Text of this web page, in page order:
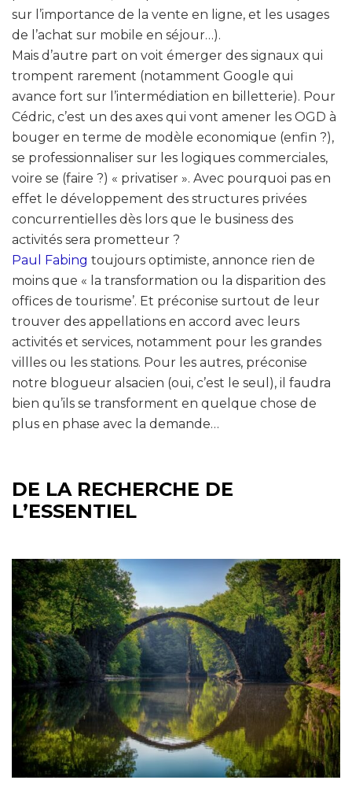
sur l’importance de la vente en ligne, et les usages
de l’achat sur mobile en séjour…).
Mais d’autre part on voit émerger des signaux qui
trompent rarement (notamment Google qui
avance fort sur l’intermédiation en billetterie). Pour
Cédric, c’est un des axes qui vont amener les OGD à
bouger en terme de modèle economique (enfin ?),
se professionnaliser sur les logiques commerciales,
voire se (faire ?) « privatiser ». Avec pourquoi pas en
effet le développement des structures privées
concurrentielles dès lors que le business des
activités sera prometteur ?
Paul Fabing toujours optimiste, annonce rien de
moins que « la transformation ou la disparition des
offices de tourisme’. Et préconise surtout de leur
trouver des appellations en accord avec leurs
activités et services, notamment pour les grandes
villles ou les stations. Pour les autres, préconise
notre blogueur alsacien (oui, c’est le seul), il faudra
bien qu’ils se transforment en quelque chose de
plus en phase avec la demande…
DE LA RECHERCHE DE
L’ESSENTIEL